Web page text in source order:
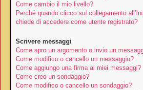
Come cambio il mio livello?
Perché quando clicco sul collegamento
chiede di accedere come utente registrato?
Scrivere messaggi
Come apro un argomento o invio un
Come modifico o cancello un messaggio?
Come aggiungo una firma ai miei messaggi?
Come creo un sondaggio?
Come modifico o cancello un sondaggio?